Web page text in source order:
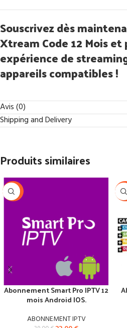
Souscrivez dès
Xtream Code 12 Mois
expérience de
appareils compatibles !
Avis (0)
Shipping and Delivery
Produits similaires
-44%
Abonnement Smart Pro IPTV 12
mois Android IOS.
ABONNEMENT IPTV
-